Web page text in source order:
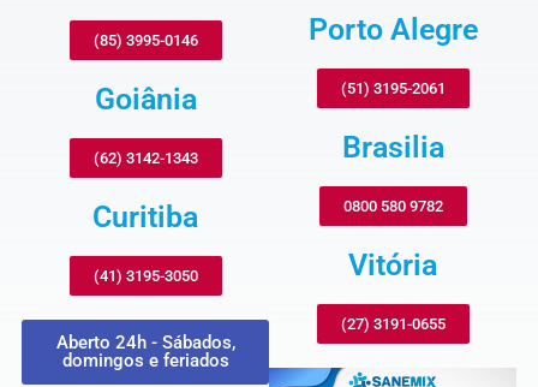
(85) 3995-0146
Goiânia
(62) 3142-1343
Curitiba
(41) 3195-3050
Aberto 24h - Sábados,
domingos e feriados
Porto Alegre
(51) 3195-2061
Brasilia
0800 580 9782
Vitória
(27) 3191-0655